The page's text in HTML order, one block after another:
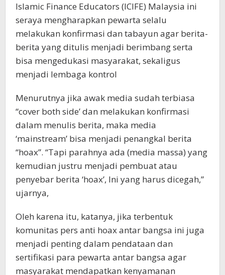
Islamic Finance Educators (ICIFE) Malaysia ini
seraya mengharapkan pewarta selalu
melakukan konfirmasi dan tabayun agar berita-
berita yang ditulis menjadi berimbang serta
bisa mengedukasi masyarakat, sekaligus
menjadi lembaga kontrol
Menurutnya jika awak media sudah terbiasa
“cover both side’ dan melakukan konfirmasi
dalam menulis berita, maka media
‘mainstream’ bisa menjadi penangkal berita
“hoax”. “Tapi parahnya ada (media massa) yang
kemudian justru menjadi pembuat atau
penyebar berita ‘hoax’, Ini yang harus dicegah,”
ujarnya,
Oleh karena itu, katanya, jika terbentuk
komunitas pers anti hoax antar bangsa ini juga
menjadi penting dalam pendataan dan
sertifikasi para pewarta antar bangsa agar
masyarakat mendapatkan kenyamanan